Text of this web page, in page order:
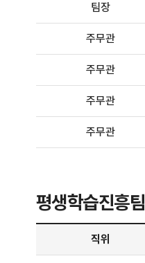
팀장
주무관
주무관
주무관
주무관
평생학습진흥팀
평생학습진흥팀 - 직위, 전화번호, 담당업무 정보제공
직위